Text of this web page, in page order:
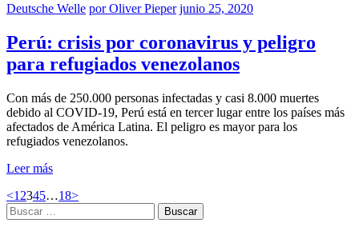
Deutsche Welle porOliver Pieper junio 25, 2020
Perú: crisis por coronavirus y peligro
para refugiados venezolanos
Con más de 250.000 personas infectadas y casi 8.000 muertes
debido al COVID-19, Perú está en tercer lugar entre los países más
afectados de América Latina. El peligro es mayor para los
refugiados venezolanos.
Leer más
Posts
pagination
<Page
1 Page
2Page
3Page
4Page
5…Page
18>
Buscar: